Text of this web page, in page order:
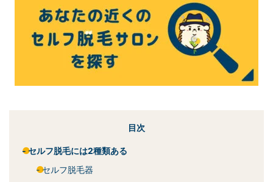
目次
セルフ脱毛には2種類ある
セルフ脱毛器